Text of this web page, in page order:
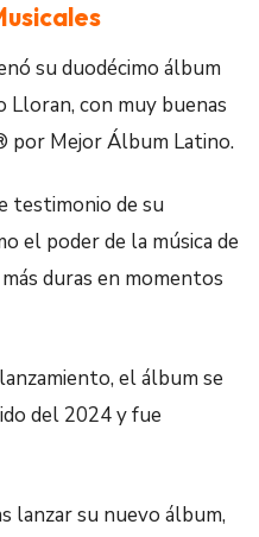
su duodécimo álbum
Lloran, con muy buenas
por Mejor Álbum Latino.
testimonio de su
el poder de la música de
duras en momentos
el álbum se
del 2024 y fue
lanzar su nuevo álbum,